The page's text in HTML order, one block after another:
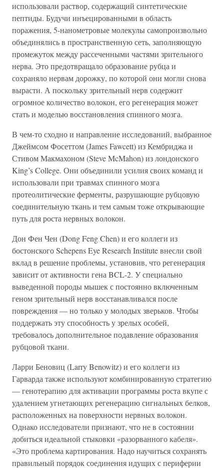
использовали раствор, содержащий синтетические
пептиды. Будучи инъецированными в область
поражения, 5-нанометровые молекулы самопроизвольно
объединялись в пространственную сеть, заполняющую
промежуток между рассеченными частями зрительного
нерва. Это предотвращало образование рубца и
сохраняло нервам дорожку, по которой они могли снова
вырасти. А поскольку зрительный нерв содержит
огромное количество волокон, его регенерация может
стать и моделью восстановления спинного мозга.
В чем-то сходно и направление исследований, выбранное
Джеймсом Фосеттом (James Fawcett) из Кембриджа и
Стивом Макмахоном (Steve McMahon) из лондонского
King’s College. Они объединили усилия своих команд и
использовали при травмах спинного мозга
протеолитические ферменты, разрушающие рубцовую
соединительную ткань и тем самым тоже открывающие
путь для роста нервных волокон.
Дон Фен Чен (Dong Feng Chen) и его коллеги из
бостонского Schepens Eye Research Institute внесли свой
вклад в решение проблемы, установив, что регенерация
зависит от активности гена BCL-2. У специально
выведенной породы мышек с постоянно включенным
геном зрительный нерв восстанавливался после
повреждения — но только у молодых зверьков. Чтобы
поддержать эту способность у зрелых особей,
требовалось дополнительное подавление образования
рубцовой ткани.
Ларри Беновиц (Larry Benowitz) и его коллеги из
Гарварда также используют комбинированную стратегию
— генотерапию для активации программы роста вкупе с
удалением угнетающих регенерацию сигнальных белков,
расположенных на поверхности нервных волокон.
Однако исследователи признают, что не в состоянии
добиться идеальной стыковки «разорванного кабеля».
«Это проблема картирования. Надо научиться сохранять
правильный порядок соединения идущих с периферии